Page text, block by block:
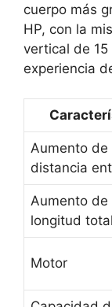
cuerpo más
HP, con la
vertical de
experiencia
Aumento de
distancia
Aumento de
longitud total
Motor